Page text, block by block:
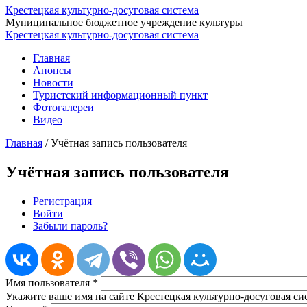
Крестецкая культурно-досуговая система
Муниципальное бюджетное учреждение культуры
Крестецкая культурно-досуговая система
Главная
Анонсы
Новости
Туристский информационный пункт
Фотогалереи
Видео
Главная /Учётная запись пользователя
Учётная запись пользователя
Главные вкладки
Регистрация
Войти
Забыли пароль?
Имя пользователя *
Укажите ваше имя на сайте Крестецкая культурно-досуговая